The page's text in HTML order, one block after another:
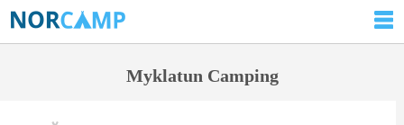
Myklatun Camping